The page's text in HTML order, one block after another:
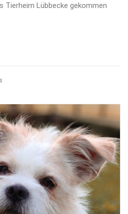
Tierheim Lübbecke gekommen